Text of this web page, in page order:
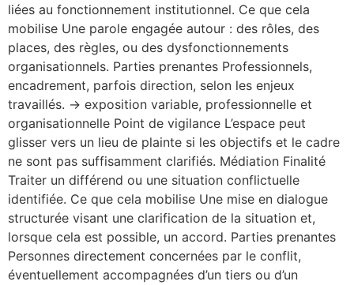
liées au fonctionnement institutionnel. Ce que cela
mobilise Une parole engagée autour : des rôles, des
places, des règles, ou des dysfonctionnements
organisationnels. Parties prenantes Professionnels,
encadrement, parfois direction, selon les enjeux
travaillés. → exposition variable, professionnelle et
organisationnelle Point de vigilance L’espace peut
glisser vers un lieu de plainte si les objectifs et le cadre
ne sont pas suffisamment clarifiés. Médiation Finalité
Traiter un différend ou une situation conflictuelle
identifiée. Ce que cela mobilise Une mise en dialogue
structurée visant une clarification de la situation et,
lorsque cela est possible, un accord. Parties prenantes
Personnes directement concernées par le conflit,
éventuellement accompagnées d’un tiers ou d’un